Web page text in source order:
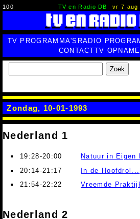
100 TV en Radio DB vr 7 aug
TV PROGRAMMA'S RADIO
CONTACTTV
Zoek
Zondag, 10-01-1993
Nederland 1
19:28-20:00 Natuur in Eigen
20:14-21:17
In de Hoofdrol...
21:54-22:22
Vreemde
Nederland 2